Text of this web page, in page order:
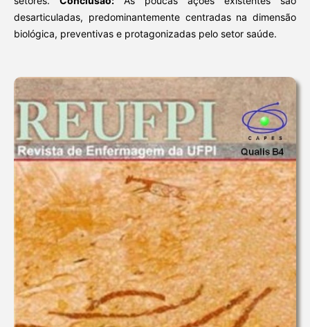
desarticuladas, predominantemente centradas na dimensão
biológica, preventivas e protagonizadas pelo setor saúde.